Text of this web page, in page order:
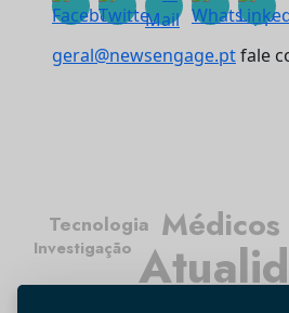
geral@newsengage.ptfale
Tecnologia
Investigação